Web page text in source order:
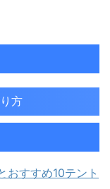
方
おすすめ10テント